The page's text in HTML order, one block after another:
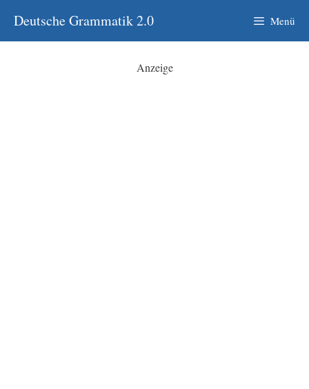
Inhalt
springen
Deutsche Grammatik 2.0 Menü
Anzeige